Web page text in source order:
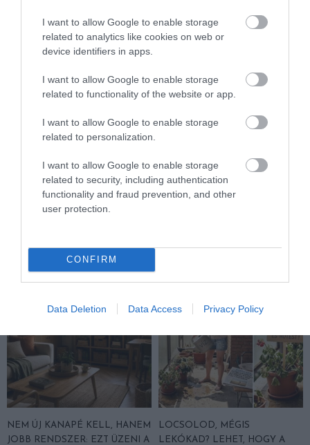
I want to allow Google to enable storage
related to analytics like cookies on web or
device identifiers in apps.
I want to allow Google to enable storage
related to functionality of the website or app.
I want to allow Google to enable storage
related to personalization.
I want to allow Google to enable storage
related to security, including authentication
functionality and fraud prevention, and other
user protection.
CONFIRM
Data Deletion Data Access Privacy Policy
592
MEGOSZTÁS
KIEMELT LÁMPA VILÁGÍTÁS
KAPCSOLÓDÓ OLVASMÁNY
NEM ÚJ KANAPÉ KELL, HANEM
JOBB RENDSZER: EZT ÜZENI A
LOCSOLOD, MÉGIS
LEKÓKAD? LEHET, HOGY A